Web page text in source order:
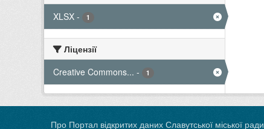
XLSX - 1
Ліцензії
Creative Commons... - 1
Про Портал відкритих даних Славутської міської ради